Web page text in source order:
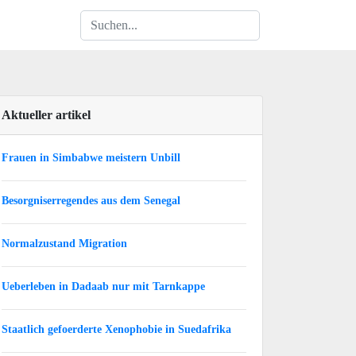
Aktueller artikel
Frauen in Simbabwe meistern Unbill
Besorgniserregendes aus dem Senegal
Normalzustand Migration
Ueberleben in Dadaab nur mit Tarnkappe
Staatlich gefoerderte Xenophobie in Suedafrika